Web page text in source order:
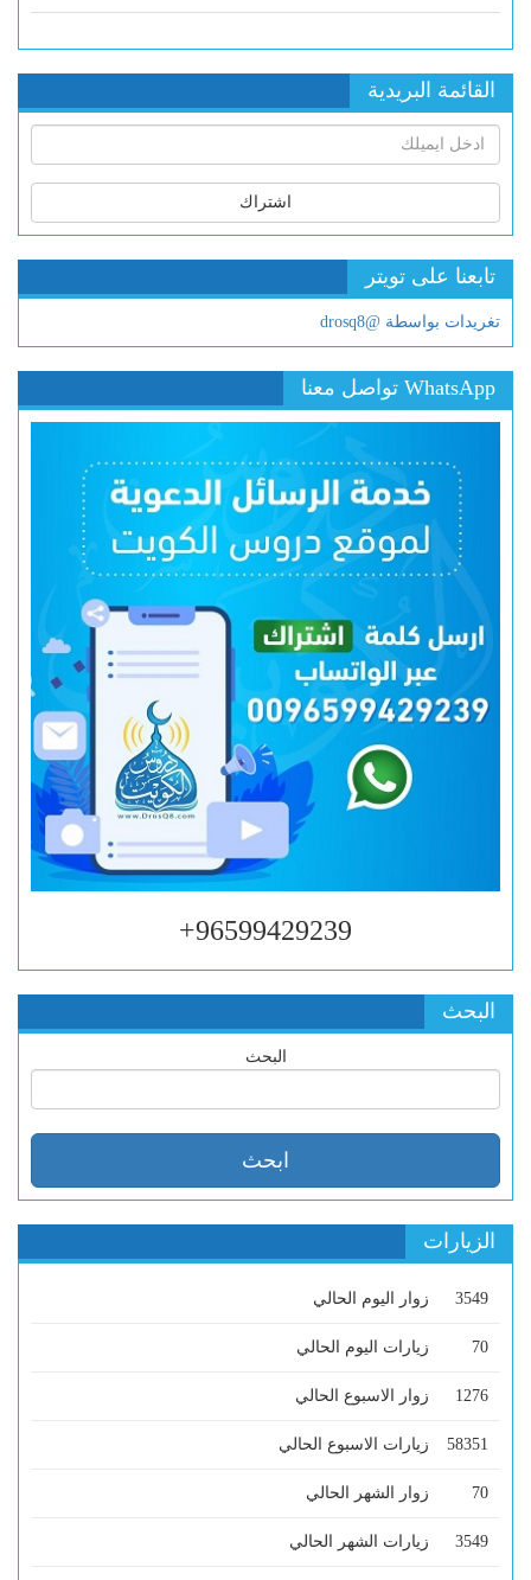
القائمة البريدية
اشتراك
تابعنا على تويتر
تغريدات بواسطة @drosq8
WhatsApp تواصل معنا
96599429239+
البحث
البحث
الزيارات
3549 زوار اليوم الحالي
70 زيارات اليوم الحالي
1276 زوار الاسبوع الحالي
58351 زيارات الاسبوع الحالي
70 زوار الشهر الحالي
3549 زيارات الشهر الحالي